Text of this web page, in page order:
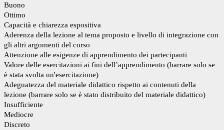
Buono
Ottimo
Capacità e chiarezza espositiva
Aderenza della lezione al tema proposto e livello di integrazione con
gli altri argomenti del corso
Attenzione alle esigenze di apprendimento dei partecipanti
Valore delle esercitazioni ai fini dell’apprendimento (barrare solo se
è stata svolta un'esercitazione)
Adeguatezza del materiale didattico rispetto ai contenuti della
lezione (barrare solo se è stato distribuito del materiale didattico)
Insufficiente
Mediocre
Discreto